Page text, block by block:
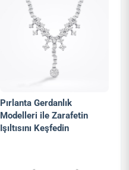
Pırlanta Gerdanlık
Modelleri ile Zarafetin
Işıltısını Keşfedin